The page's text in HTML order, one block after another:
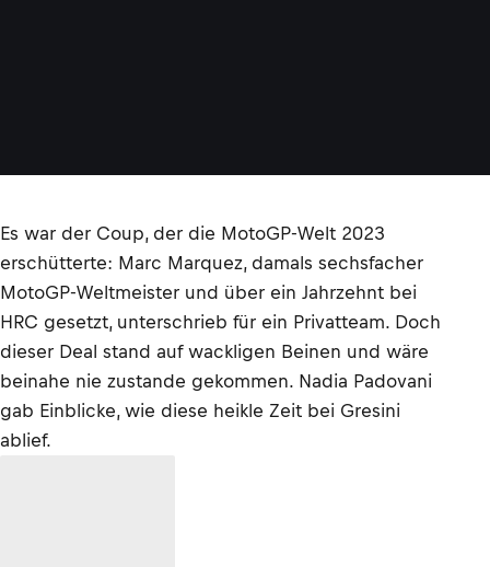
Es war der Coup, der die MotoGP-Welt 2023
erschütterte: Marc Marquez, damals sechsfacher
MotoGP-Weltmeister und über ein Jahrzehnt bei
HRC gesetzt, unterschrieb für ein Privatteam. Doch
dieser Deal stand auf wackligen Beinen und wäre
beinahe nie zustande gekommen. Nadia Padovani
gab Einblicke, wie diese heikle Zeit bei Gresini
ablief.